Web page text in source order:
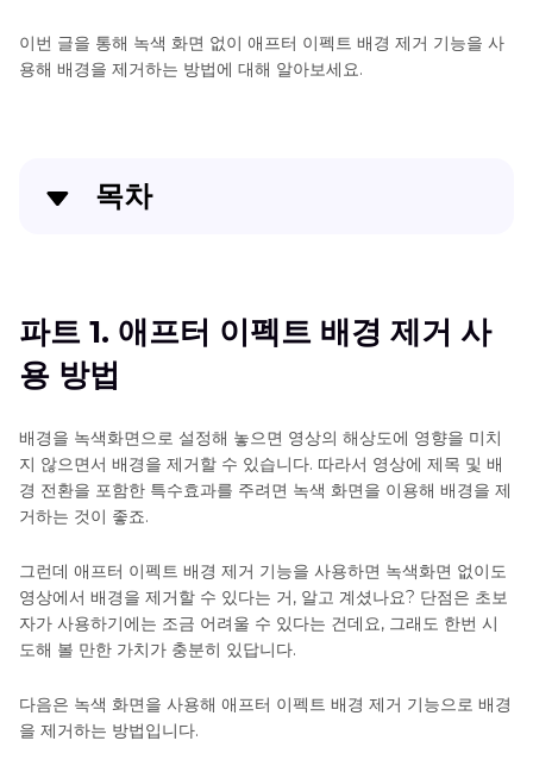
어
After
거
글
슬
라
드
에
서
배
제
거
하
기
워
포
경
제
기
법
배
색
상
조
배
이번 글을 통해 녹색 화면 없이 애프터 이펙트 배경 제거 기능을 사
용해 배경을 제거하는 방법에 대해 알아보세요.
목차
파트 2. 녹색 화면 없이 애프터 이펙트 배경 제거 사용
하기
Object Remover
결론
파트 1. 애프터 이펙트 배경 제거 사
용 방법
배경을 녹색화면으로 설정해 놓으면 영상의 해상도에 영향을 미치
지 않으면서 배경을 제거할 수 있습니다. 따라서 영상에 제목 및 배
경 전환을 포함한 특수효과를 주려면 녹색 화면을 이용해 배경을 제
거하는 것이 좋죠.
그런데 애프터 이펙트 배경 제거 기능을 사용하면 녹색화면 없이도
영상에서 배경을 제거할 수 있다는 거, 알고 계셨나요? 단점은 초보
자가 사용하기에는 조금 어려울 수 있다는 건데요, 그래도 한번 시
도해 볼 만한 가치가 충분히 있답니다.
다음은 녹색 화면을 사용해 애프터 이펙트 배경 제거 기능으로 배경
을 제거하는 방법입니다.